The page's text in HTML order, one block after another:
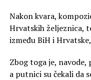
Nakon kvara,
Hrvatskih željeznica,
između BiH i
Zbog toga je,
a putnici su čekali da